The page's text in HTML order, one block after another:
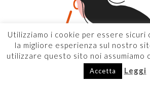
Utilizziamo i cookie per essere sicuri
la migliore esperienza sul nostro
utilizzare questo sito noi assumiamo
Accetta Leggi